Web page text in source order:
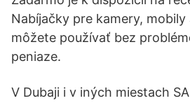
Nabíjačky pre kamery,
môžete používať bez
peniaze.
V Dubaji i v iných miestach